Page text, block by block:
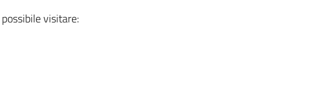
visitare: